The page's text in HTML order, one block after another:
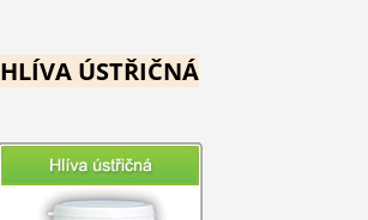
HLÍVA ÚSTŘIČNÁ